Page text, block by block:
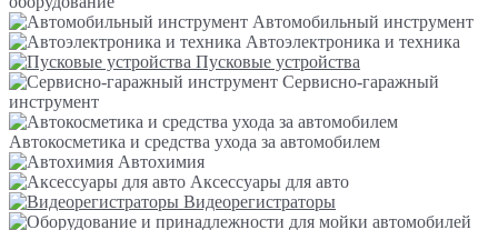
Автомобильный инструмент
Автоэлектроника и техника
Пусковые устройства
Сервисно-гаражный
инструмент
Автокосметика и средства ухода за автомобилем
Автохимия
Аксессуары для авто
Видеорегистраторы